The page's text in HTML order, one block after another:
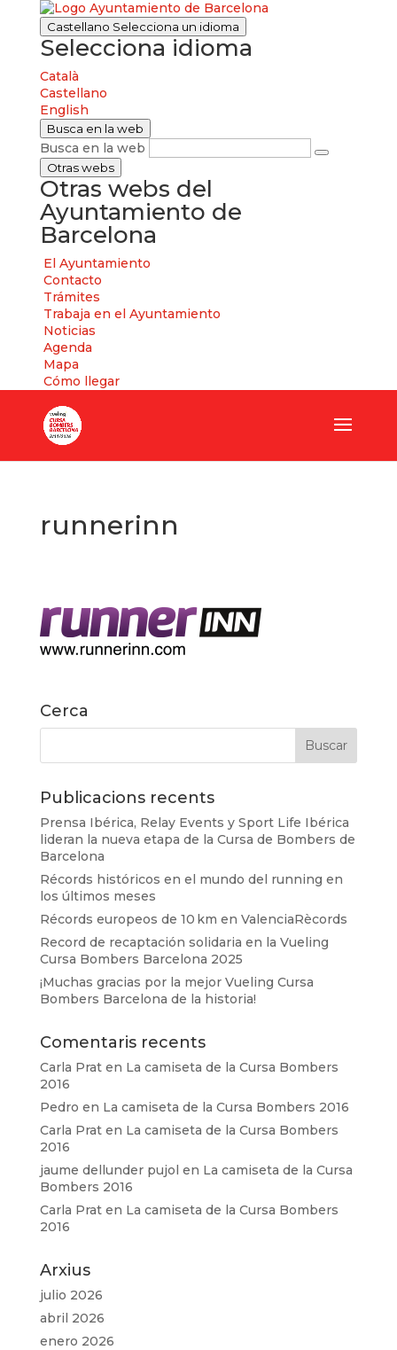
Castellano Selecciona un idioma
Selecciona idioma
Català
Castellano
English
Busca en la web
Busca en la web
Otras webs
Otras webs del
Ayuntamiento de
Barcelona
El Ayuntamiento
Contacto
Trámites
Trabaja en el Ayuntamiento
Noticias
Agenda
Mapa
Cómo llegar
runnerinn
Cerca
Publicacions recents
Prensa Ibérica, Relay Events y Sport Life Ibérica
lideran la nueva etapa de la Cursa de Bombers de
Barcelona
Récords históricos en el mundo del running en
los últimos meses
Récords europeos de 10 km en ValenciaRècords
Record de recaptación solidaria en la Vueling
Cursa Bombers Barcelona 2025
¡Muchas gracias por la mejor Vueling Cursa
Bombers Barcelona de la historia!
Comentaris recents
Carla Praten La camiseta de la Cursa Bombers
2016
Pedro en La camiseta de la Cursa Bombers 2016
Carla Praten La camiseta de la Cursa Bombers
2016
jaume dellunder pujol en La camiseta de la Cursa
Bombers 2016
Carla Praten La camiseta de la Cursa Bombers
2016
Arxius
julio 2026
abril 2026
enero 2026